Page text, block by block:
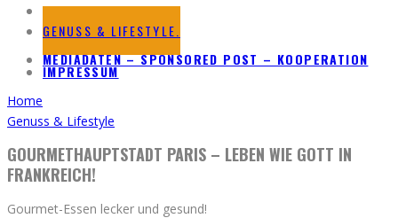
REISE.
GENUSS & LIFESTYLE.
MEDIADATEN – SPONSORED POST – KOOPERATION
IMPRESSUM
Home
Genuss & Lifestyle
GOURMETHAUPTSTADT PARIS – LEBEN WIE GOTT IN
FRANKREICH!
Gourmet-Essen lecker und gesund!